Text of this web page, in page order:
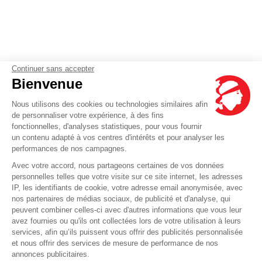
Continuer sans accepter
Bienvenue
Nous utilisons des cookies ou technologies similaires afin
de personnaliser votre expérience, à des fins
fonctionnelles, d'analyses statistiques, pour vous fournir
un contenu adapté à vos centres d'intérêts et pour analyser les
performances de nos campagnes.
Avec votre accord, nous partageons certaines de vos données
personnelles telles que votre visite sur ce site internet, les adresses
IP, les identifiants de cookie, votre adresse email anonymisée, avec
nos partenaires de médias sociaux, de publicité et d'analyse, qui
peuvent combiner celles-ci avec d'autres informations que vous leur
avez fournies ou qu'ils ont collectées lors de votre utilisation à leurs
services, afin qu’ils puissent vous offrir des publicités personnalisée
et nous offrir des services de mesure de performance de nos
annonces publicitaires.